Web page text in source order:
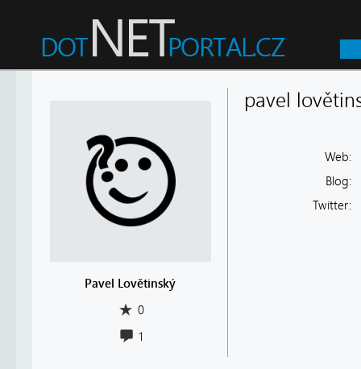
Pavel Lovětinský
0
1
pavel
Web:
Blog:
Twitter: